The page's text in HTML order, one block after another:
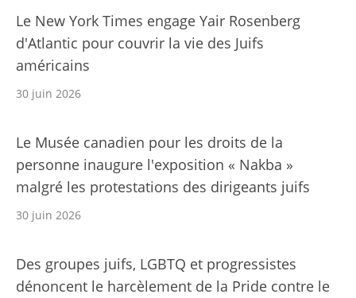
Le New York Times engage Yair Rosenberg
d'Atlantic pour couvrir la vie des Juifs
américains
30 juin 2026
Le Musée canadien pour les droits de la
personne inaugure l'exposition « Nakba »
malgré les protestations des dirigeants juifs
30 juin 2026
Des groupes juifs, LGBTQ et progressistes
dénoncent le harcèlement de la Pride contre le